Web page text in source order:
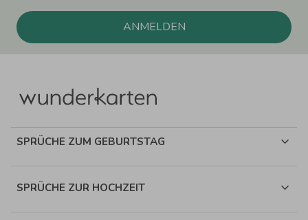
ANMELDEN
SPRÜCHE ZUM GEBURTSTAG
SPRÜCHE ZUR HOCHZEIT